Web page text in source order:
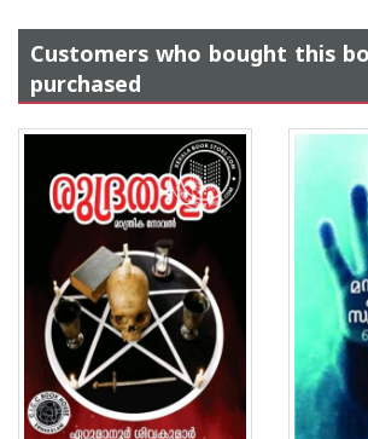
Customers who bought this
purchased